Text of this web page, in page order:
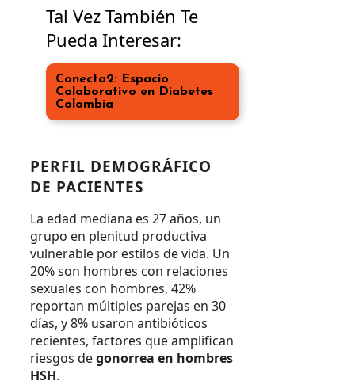
Tal Vez También Te
Pueda Interesar:
Conecta2: Espacio
Colaborativo en Diabetes
Colombia
PERFIL DEMOGRÁFICO
DE PACIENTES
La edad mediana es 27 años, un
grupo en plenitud productiva
vulnerable por estilos de vida. Un
20% son hombres con relaciones
sexuales con hombres, 42%
reportan múltiples parejas en 30
días, y 8% usaron antibióticos
recientes, factores que amplifican
riesgos degonorrea en hombres
HSH.